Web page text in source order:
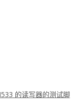
的读写器的测试脚